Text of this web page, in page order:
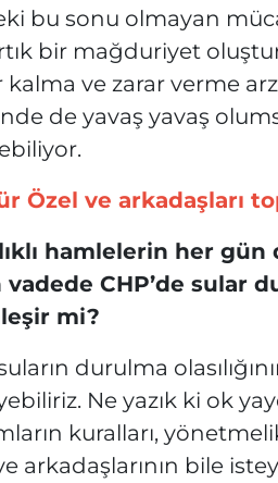
bu sonu olmayan
bir mağduriyet
kalma ve zarar verme
de yavaş yavaş
Özel ve arkadaşları
hamlelerin her
vadede CHP’de sular
mi?
durulma
Ne yazık ki ok
kuralları,
arkadaşlarının bile